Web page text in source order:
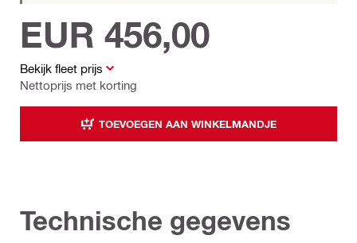
Bekijk fleet prijs
Nettoprijs met korting
EUR 456,00
TOEVOEGEN AAN WINKELMANDJE
Technische gegevens